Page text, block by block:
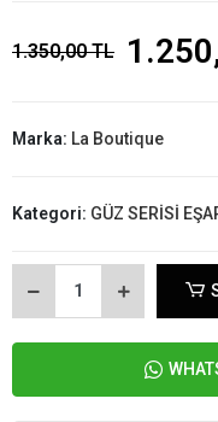
1.350,00 TL
Marka: La Boutique
Kategori: GÜZ SERİSİ